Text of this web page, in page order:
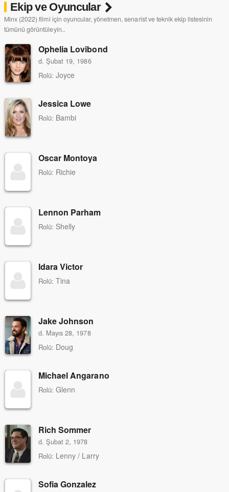
Ekip ve Oyuncular
Minx (2022) filmi için oyuncular, yönetmen, senarist ve teknik ekip listesinin
tümünü görüntüleyin..
Ophelia Lovibond
d. Şubat 19, 1986
Rolü: Joyce
Jessica Lowe
Rolü: Bambi
Oscar Montoya
Rolü: Richie
Lennon Parham
Rolü: Shelly
Idara Victor
Rolü: Tina
Jake Johnson
d. Mayıs 28, 1978
Rolü: Doug
Michael Angarano
Rolü: Glenn
Rich Sommer
d. Şubat 2, 1978
Rolü: Lenny / Larry
Sofia Gonzalez